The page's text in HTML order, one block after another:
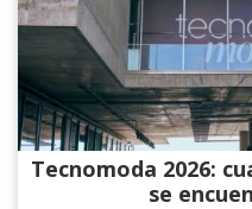
Tecnomoda 2026:
se